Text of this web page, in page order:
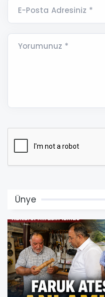
E-Posta Adresiniz *
Yorumunuz *
Ünye